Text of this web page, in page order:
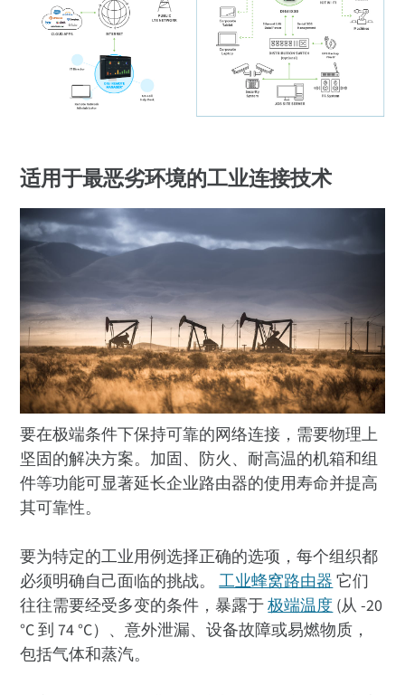
适用于最恶劣环境的工业连接技术
要在极端条件下保持可靠的网络连接，需要物理上
坚固的解决方案。加固、防火、耐高温的机箱和组
件等功能可显著延长企业路由器的使用寿命并提高
其可靠性。
要为特定的工业用例选择正确的选项，每个组织都
必须明确自己面临的挑战。工业蜂窝路由器 它们
往往需要经受多变的条件，暴露于极端温度 (从 -20
°C 到 74 °C）、意外泄漏、设备故障或易燃物质，
包括气体和蒸汽。